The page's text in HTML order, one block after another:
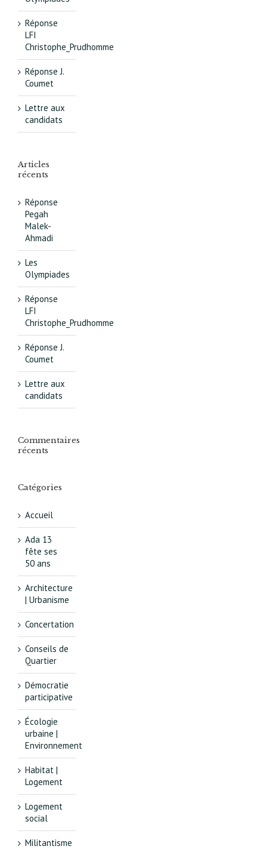
Réponse
LFI
Christophe_Prudhomme
Réponse J.
Coumet
Lettre aux
candidats
Articles
récents
Réponse
Pegah
Malek-
Ahmadi
Les
Olympiades
Réponse
LFI
Christophe_Prudhomme
Réponse J.
Coumet
Lettre aux
candidats
Commentaires
récents
Catégories
Accueil
Ada 13
fête ses
50 ans
Architecture
| Urbanisme
Concertation
Conseils de
Quartier
Démocratie
participative
Écologie
urbaine |
Environnement
Habitat |
Logement
Logement
social
Militantisme